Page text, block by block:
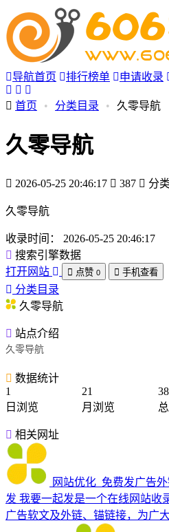
导航首页 排行榜单 申请收录
首页 • 分类目录 • 久零导航
久零导航
2026-05-25 20:46:17 387 分
久零导航
收录时间：
2026-05-25 20:46:17
搜索引擎数据
打开网站
点赞 0 手机查看
分类目录
久零导航
站点介绍
久零导航
数据统计
1
日浏览
21
月浏览
相关网址
网站优化_免费发广告
发 我要一起发是一个在线网站收
广告软文及外链、锚链接，为广